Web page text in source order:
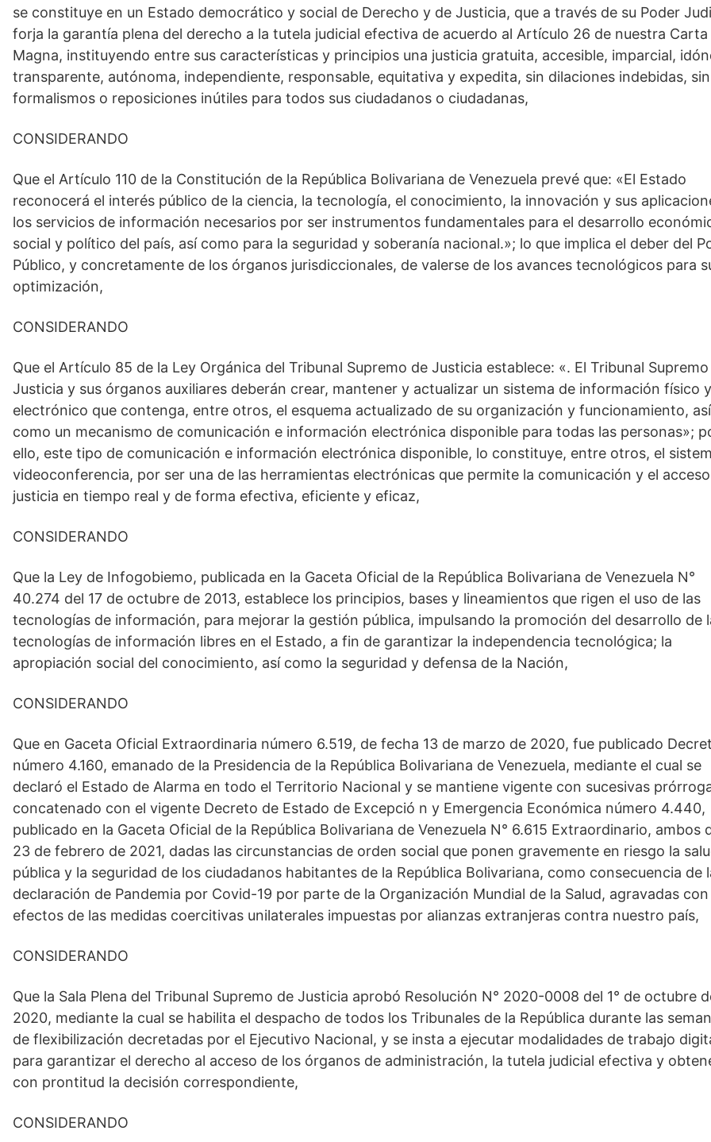
se constituye en un Estado democrático y social de Derecho y de Justicia, que a través de su Poder
forja la garantía plena del derecho a la tutela judicial efectiva de acuerdo al Artículo 26 de nuestra Carta
Magna, instituyendo entre sus características y principios una justicia gratuita, accesible, imparcial,
transparente, autónoma, independiente, responsable, equitativa y expedita, sin dilaciones indebidas, sin
formalismos o reposiciones inútiles para todos sus ciudadanos o ciudadanas,
CONSIDERANDO
Que el Artículo 110 de la Constitución de la República Bolivariana de Venezuela prevé que: «El Estado
reconocerá el interés público de la ciencia, la tecnología, el conocimiento, la innovación y sus
los servicios de información necesarios por ser instrumentos fundamentales para el desarrollo
social y político del país, así como para la seguridad y soberanía nacional.»; lo que implica el deber del
Público, y concretamente de los órganos jurisdiccionales, de valerse de los avances tecnológicos para
optimización,
CONSIDERANDO
Que el Artículo 85 de la Ley Orgánica del Tribunal Supremo de Justicia establece: «. El Tribunal
Justicia y sus órganos auxiliares deberán crear, mantener y actualizar un sistema de información físico y
electrónico que contenga, entre otros, el esquema actualizado de su organización y funcionamiento, así
como un mecanismo de comunicación e información electrónica disponible para todas las personas»;
ello, este tipo de comunicación e información electrónica disponible, lo constituye, entre otros, el
videoconferencia, por ser una de las herramientas electrónicas que permite la comunicación y el
justicia en tiempo real y de forma efectiva, eficiente y eficaz,
CONSIDERANDO
Que la Ley de Infogobiemo, publicada en la Gaceta Oficial de la República Bolivariana de Venezuela N°
40.274 del 17 de octubre de 2013, establece los principios, bases y lineamientos que rigen el uso de las
tecnologías de información, para mejorar la gestión pública, impulsando la promoción del desarrollo de
tecnologías de información libres en el Estado, a fin de garantizar la independencia tecnológica; la
apropiación social del conocimiento, así como la seguridad y defensa de la Nación,
CONSIDERANDO
Que en Gaceta Oficial Extraordinaria número 6.519, de fecha 13 de marzo de 2020, fue publicado
número 4.160, emanado de la Presidencia de la República Bolivariana de Venezuela, mediante el cual se
declaró el Estado de Alarma en todo el Territorio Nacional y se mantiene vigente con sucesivas
concatenado con el vigente Decreto de Estado de Excepció n y Emergencia Económica número 4.440,
publicado en la Gaceta Oficial de la República Bolivariana de Venezuela N° 6.615 Extraordinario, ambos
23 de febrero de 2021, dadas las circunstancias de orden social que ponen gravemente en riesgo la
pública y la seguridad de los ciudadanos habitantes de la República Bolivariana, como consecuencia de
declaración de Pandemia por Covid-19 por parte de la Organización Mundial de la Salud, agravadas
efectos de las medidas coercitivas unilaterales impuestas por alianzas extranjeras contra nuestro país,
CONSIDERANDO
Que la Sala Plena del Tribunal Supremo de Justicia aprobó Resolución N° 2020-0008 del 1° de octubre
2020, mediante la cual se habilita el despacho de todos los Tribunales de la República durante las
de flexibilización decretadas por el Ejecutivo Nacional, y se insta a ejecutar modalidades de trabajo
para garantizar el derecho al acceso de los órganos de administración, la tutela judicial efectiva y
con prontitud la decisión correspondiente,
CONSIDERANDO